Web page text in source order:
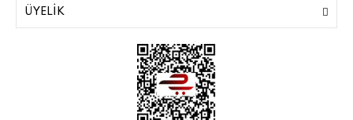
ÜYELİK